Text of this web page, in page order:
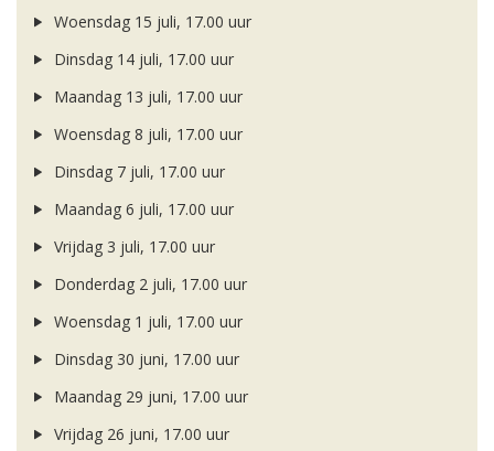
Woensdag 15 juli, 17.00 uur
Dinsdag 14 juli, 17.00 uur
Maandag 13 juli, 17.00 uur
Woensdag 8 juli, 17.00 uur
Dinsdag 7 juli, 17.00 uur
Maandag 6 juli, 17.00 uur
Vrijdag 3 juli, 17.00 uur
Donderdag 2 juli, 17.00 uur
Woensdag 1 juli, 17.00 uur
Dinsdag 30 juni, 17.00 uur
Maandag 29 juni, 17.00 uur
Vrijdag 26 juni, 17.00 uur